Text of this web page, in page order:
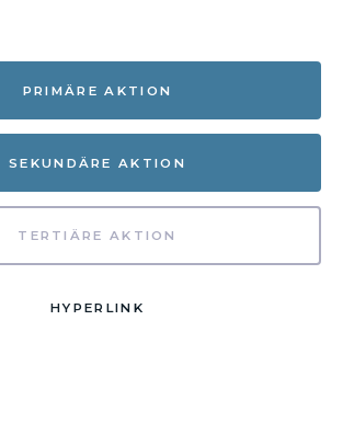
PRIMÄRE AKTION
SEKUNDÄRE AKTION
TERTIÄRE AKTION
HYPERLINK